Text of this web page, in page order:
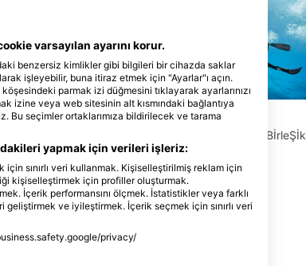
Dive Beyond
Castletown, DT5 1BD Portland, BİrleŞİk
Krallik
varsayılan ayarını korur.
benzersiz kimlikler gibi bilgileri bir cihazda saklar
işleyebilir, buna itiraz etmek için "Ayarlar"ı açın.
parmak izi düğmesini tıklayarak ayarlarınızı
izine veya web sitesinin alt kısmındaki bağlantıya
Bu seçimler ortaklarımıza bildirilecek ve tarama
yapmak için verileri işleriz:
sınırlı veri kullanmak. Kişiselleştirilmiş reklam için
kişiselleştirmek için profiller oluşturmak.
İçerik performansını ölçmek. İstatistikler veya farklı
ve iyileştirmek. İçerik seçmek için sınırlı veri
privacy/